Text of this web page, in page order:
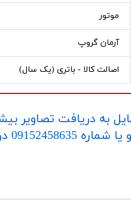
موتور
آرمان گروپ
اصالت کالا - باتری (یک سال)
به دریافت تصاویر
"بله" ارسال بفرمایید.